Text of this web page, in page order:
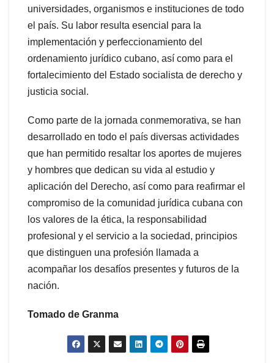
universidades, organismos e instituciones de todo
el país. Su labor resulta esencial para la
implementación y perfeccionamiento del
ordenamiento jurídico cubano, así como para el
fortalecimiento del Estado socialista de derecho y
justicia social.
Como parte de la jornada conmemorativa, se han
desarrollado en todo el país diversas actividades
que han permitido resaltar los aportes de mujeres
y hombres que dedican su vida al estudio y
aplicación del Derecho, así como para reafirmar el
compromiso de la comunidad jurídica cubana con
los valores de la ética, la responsabilidad
profesional y el servicio a la sociedad, principios
que distinguen una profesión llamada a
acompañar los desafíos presentes y futuros de la
nación.
Tomado de Granma